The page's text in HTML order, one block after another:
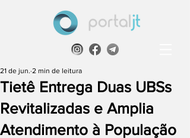
Tietê Entrega Duas UBSs
Revitalizadas e Amplia
Atendimento à População
21 de jun. 2 min de leitura